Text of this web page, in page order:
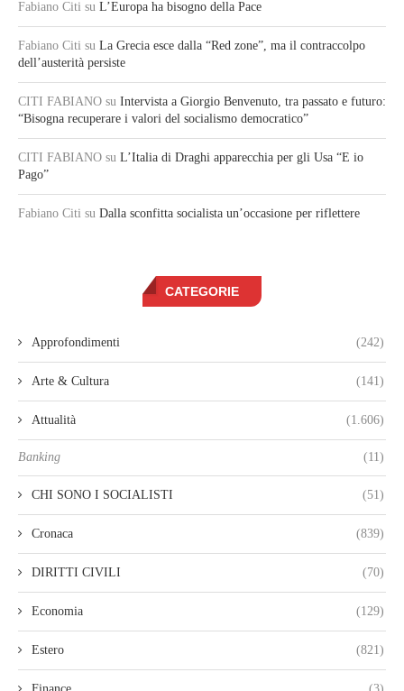
Fabiano Citi su L’Europa ha bisogno della Pace
Fabiano Citi su La Grecia esce dalla “Red zone”, ma il contraccolpo
dell’austerità persiste
CITI FABIANO su Intervista a Giorgio Benvenuto, tra passato e futuro:
“Bisogna recuperare i valori del socialismo democratico”
CITI FABIANO su L’Italia di Draghi apparecchia per gli Usa “E io
Pago”
Fabiano Citi su Dalla sconfitta socialista un’occasione per riflettere
CATEGORIE
Approfondimenti (242)
Arte & Cultura (141)
Attualità (1.606)
Banking (11)
CHI SONO I SOCIALISTI (51)
Cronaca (839)
DIRITTI CIVILI (70)
Economia (129)
Estero (821)